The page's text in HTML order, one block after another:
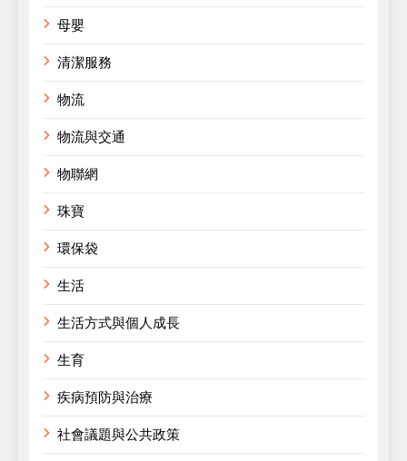
母嬰
清潔服務
物流
物流與交通
物聯網
珠寶
環保袋
生活
生活方式與個人成長
生育
疾病預防與治療
社會議題與公共政策